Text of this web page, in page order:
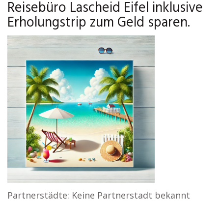
Reisebüro Lascheid Eifel inklusive
Erholungstrip zum Geld sparen.
Partnerstädte: Keine Partnerstadt bekannt